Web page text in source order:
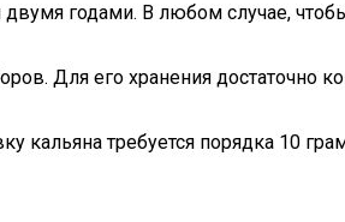
двумя годами. В любом случае,
Для его хранения
кальяна требуется порядка 10